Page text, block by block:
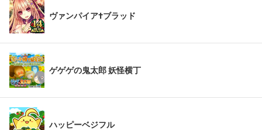
ヴァンパイア†ブラッド
ゲゲゲの鬼太郎 妖怪横丁
ハッピーベジフル